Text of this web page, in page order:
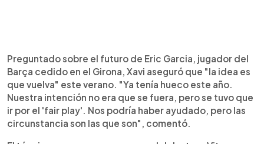
Preguntado sobre el futuro de Eric Garcia, jugador del
Barça cedido en el Girona, Xavi aseguró que "la idea es
que vuelva" este verano. "Ya tenía hueco este año.
Nuestra intención no era que se fuera, pero se tuvo que
ir por el 'fair play'. Nos podría haber ayudado, pero las
circunstancia son las que son", comentó.